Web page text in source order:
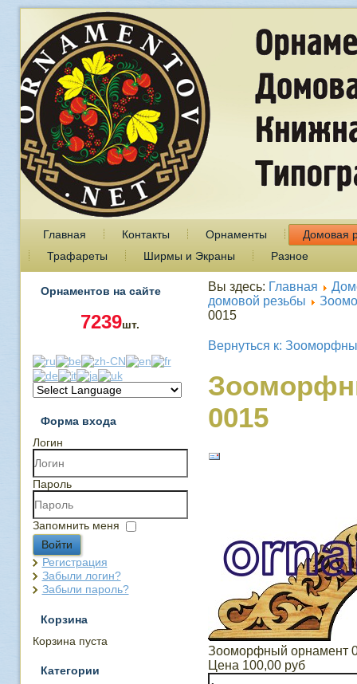
Главная Контакты Орнаменты
Домовая
Трафареты
Ширмы и Экраны Разное
Орнаментов на сайте
7239шт.
Форма входа
Логин
Пароль
Запомнить меня
Войти
Регистрация
Забыли логин?
Забыли пароль?
Корзина
Корзина пуста
Категории
Вы здесь: Главная
домовой резьбы
0015
Вернуться к:
0015
Зооморфный орнамент
Цена 100,00 руб